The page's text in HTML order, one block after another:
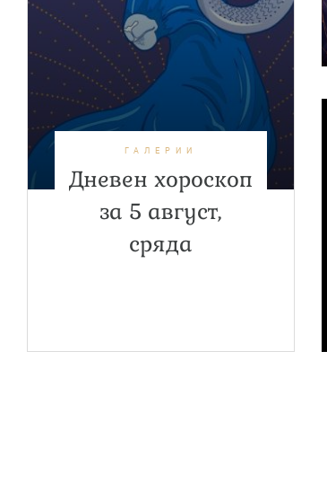
ГАЛЕРИИ
Дневен хороскоп
за 5 август,
сряда